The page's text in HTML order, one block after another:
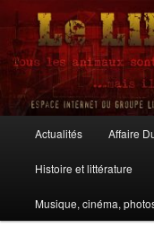
Aller
contenu
principalLe
principal
Actualités Affaire
Histoire et littérature
Musique, cinéma,